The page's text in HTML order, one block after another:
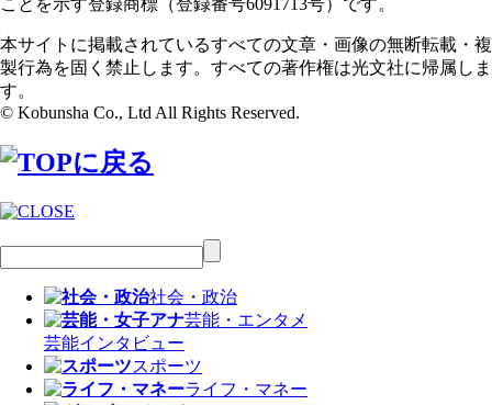
ことを示す登録商標（登録番号6091713号）です。
本サイトに掲載されているすべての文章・画像の無断転載・複
製行為を固く禁止します。すべての著作権は光文社に帰属しま
す。
© Kobunsha Co., Ltd All Rights Reserved.
社会・政治
芸能・エンタメ
芸能インタビュー
スポーツ
ライフ・マネー